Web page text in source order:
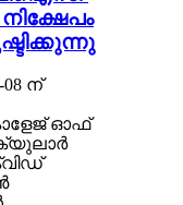
ന്
ഓഫ്